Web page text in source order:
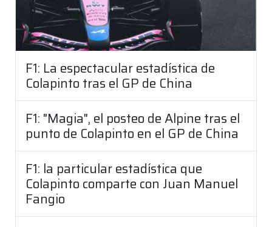
F1: La espectacular estadística de
Colapinto tras el GP de China
F1: "Magia", el posteo de Alpine tras el
punto de Colapinto en el GP de China
F1: la particular estadística que
Colapinto comparte con Juan Manuel
Fangio